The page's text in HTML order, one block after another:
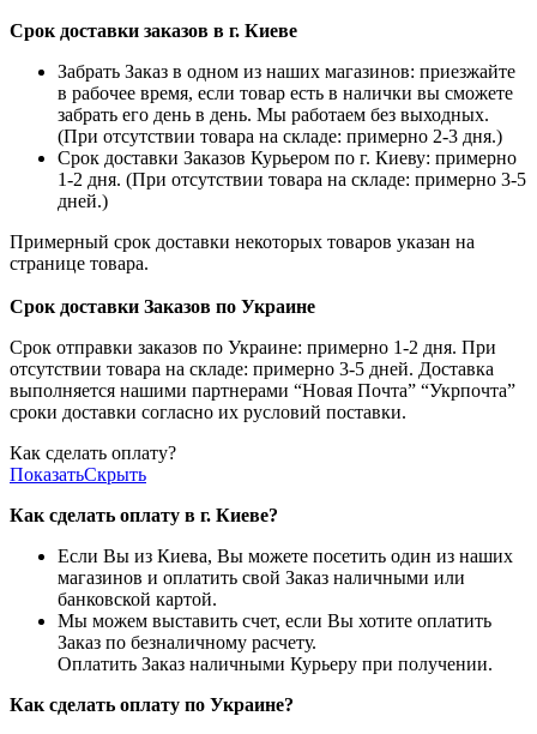
Срок доставки заказов в г. Киеве
Забрать Заказ в одном из наших магазинов: приезжайте
в рабочее время, если товар есть в налички вы сможете
забрать его день в день. Мы работаем без выходных.
(При отсутствии товара на складе: примерно 2-3 дня.)
Срок доставки Заказов Курьером по г. Киеву: примерно
1-2 дня. (При отсутствии товара на складе: примерно 3-5
дней.)
Примерный срок доставки некоторых товаров указан на
странице товара.
Срок доставки Заказов по Украине
Срок отправки заказов по Украине: примерно 1-2 дня. При
отсутствии товара на складе: примерно 3-5 дней. Доставка
выполняется нашими партнерами “Новая Почта” “Укрпочта”
сроки доставки согласно их русловий поставки.
Как сделать оплату?
ПоказатьСкрыть
Как сделать оплату в г. Киеве?
Если Вы из Киева, Вы можете посетить один из наших
магазинов и оплатить свой Заказ наличными или
банковской картой.
Мы можем выставить счет, если Вы хотите оплатить
Заказ по безналичному расчету.
Оплатить Заказ наличными Курьеру при получении.
Как сделать оплату по Украине?